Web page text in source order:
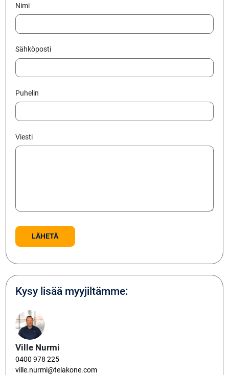
Nimi
Sähköposti
Puhelin
Viesti
Kysy lisää myyjiltämme:
Ville Nurmi
0400 978 225
ville.nurmi@telakone.com